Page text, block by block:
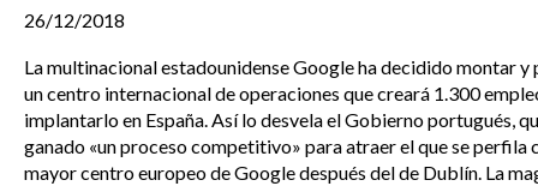
26/12/2018
La multinacional estadounidense Google ha decidido montar
un centro internacional de operaciones que creará 1.300
implantarlo en España. Así lo desvela el Gobierno portugués,
ganado «un proceso competitivo» para atraer el que se perfila
mayor centro europeo de Google después del de Dublín. La